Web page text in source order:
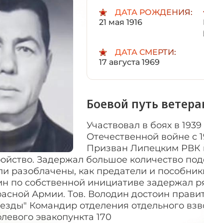
ДАТА РОЖДЕНИЯ:
21 мая 1916
ДАТА СМЕРТИ:
17 августа 1969
Боевой путь
Участвовал в боях в
Отечественной войне с
Призван Липецким РВК
Задержал большое количество
разоблачены, как предатели и
по собственной инициативе задержал
Армии. Тов. Володин достоин
Командир отделения отдельного
эвакопункта 170